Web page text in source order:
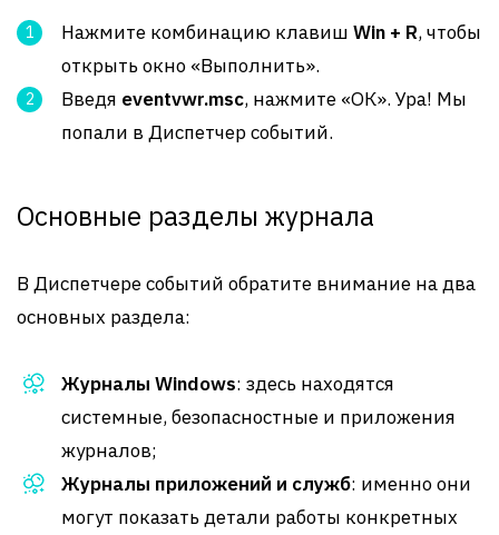
Нажмите комбинацию клавиш Win + R, чтобы
открыть окно «Выполнить».
Введя eventvwr.msc, нажмите «ОК». Ура! Мы
попали в Диспетчер событий.
Основные разделы журнала
В Диспетчере событий обратите внимание на два
основных раздела:
Журналы Windows: здесь находятся
системные, безопасностные и приложения
журналов;
Журналы приложений и служб: именно они
могут показать детали работы конкретных